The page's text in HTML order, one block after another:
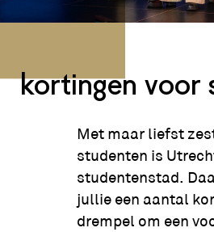
kortingen voor
Met maar liefst
studenten is
studentenstad.
jullie een aantal
drempel om een